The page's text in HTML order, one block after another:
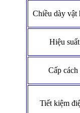
Chiều dày vật
Hiệu
Cấp cách
Tiết kiệm